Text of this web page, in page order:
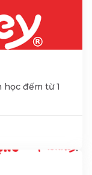
học đếm từ 1